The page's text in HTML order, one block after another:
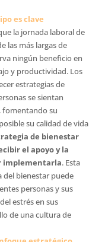
es clave
la jornada laboral de
las más largas de
ningún beneficio en
y productividad. Los
estrategias de
se sientan
fomentando su
su calidad de vida
de bienestar
el apoyo y la
implementarla. Esta
del bienestar puede
personas y sus
estrés en sus
de una cultura de